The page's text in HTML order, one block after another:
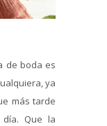
de boda es
ya
más tarde
Que la